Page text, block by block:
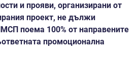
и прояви, организирани от
проект, не дължи
поема 100% от направените
промоционална